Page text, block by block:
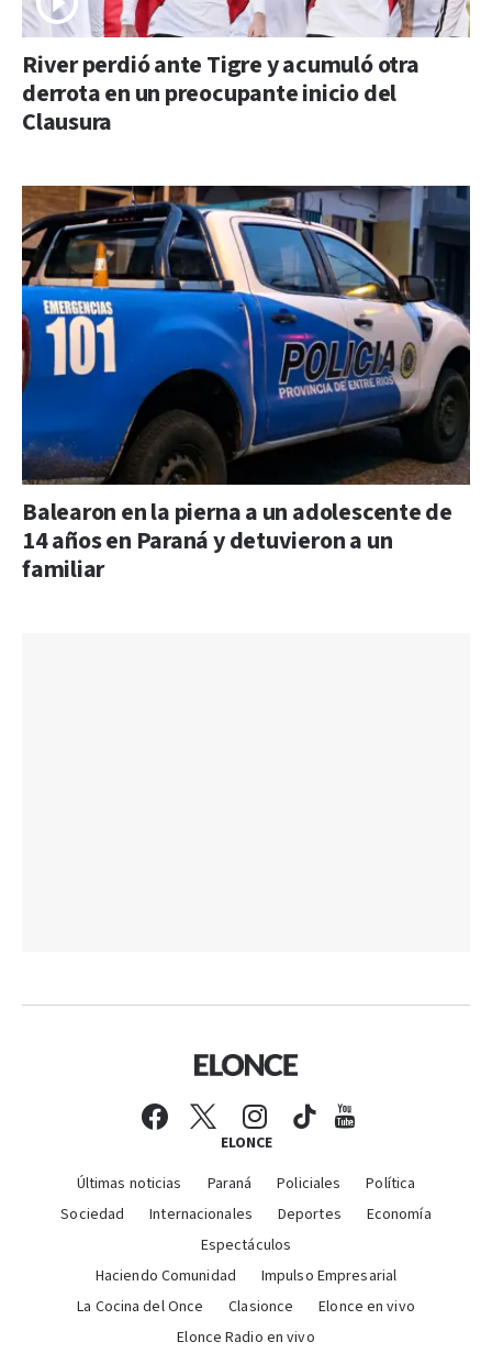
River perdió ante Tigre y acumuló otra
derrota en un preocupante inicio del
Clausura
Balearon en la pierna a un adolescente de
14 años en Paraná y detuvieron a un
familiar
ELONCE
Últimas noticias Paraná Policiales
Política
Sociedad
Internacionales Deportes
Economía
Espectáculos
Haciendo Comunidad
Impulso Empresarial
La Cocina del Once
Clasionce
Elonce en vivo
Elonce Radio en vivo